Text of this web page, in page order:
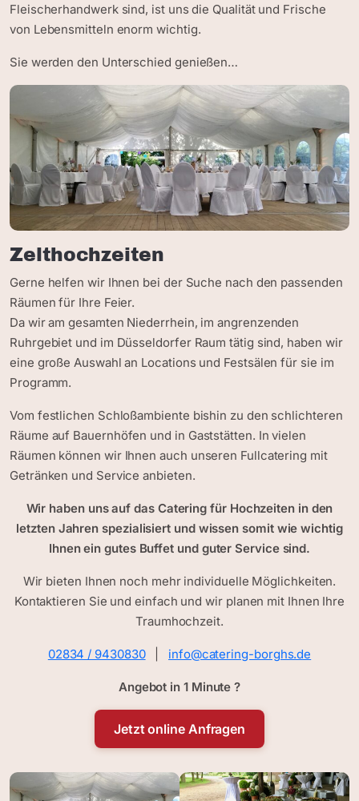
Fleischerhandwerk sind, ist uns die Qualität und Frische
von Lebensmitteln enorm wichtig.
Sie werden den Unterschied genießen…
Zelthochzeiten
Gerne helfen wir Ihnen bei der Suche nach den passenden
Räumen für Ihre Feier.
Da wir am gesamten Niederrhein, im angrenzenden
Ruhrgebiet und im Düsseldorfer Raum tätig sind, haben wir
eine große Auswahl an Locations und Festsälen für sie im
Programm.
Vom festlichen Schloßambiente bishin zu den schlichteren
Räume auf Bauernhöfen und in Gaststätten. In vielen
Räumen können wir Ihnen auch unseren Fullcatering mit
Getränken und Service anbieten.
Wir haben uns auf das Catering für Hochzeiten in den
letzten Jahren spezialisiert und wissen somit wie wichtig
Ihnen ein gutes Buffet und guter Service sind.
Wir bieten Ihnen noch mehr individuelle Möglichkeiten.
Kontaktieren Sie und einfach und wir planen mit Ihnen Ihre
Traumhochzeit.
02834 / 9430830| info@catering-borghs.de
Angebot in 1 Minute ?
Jetzt online Anfragen